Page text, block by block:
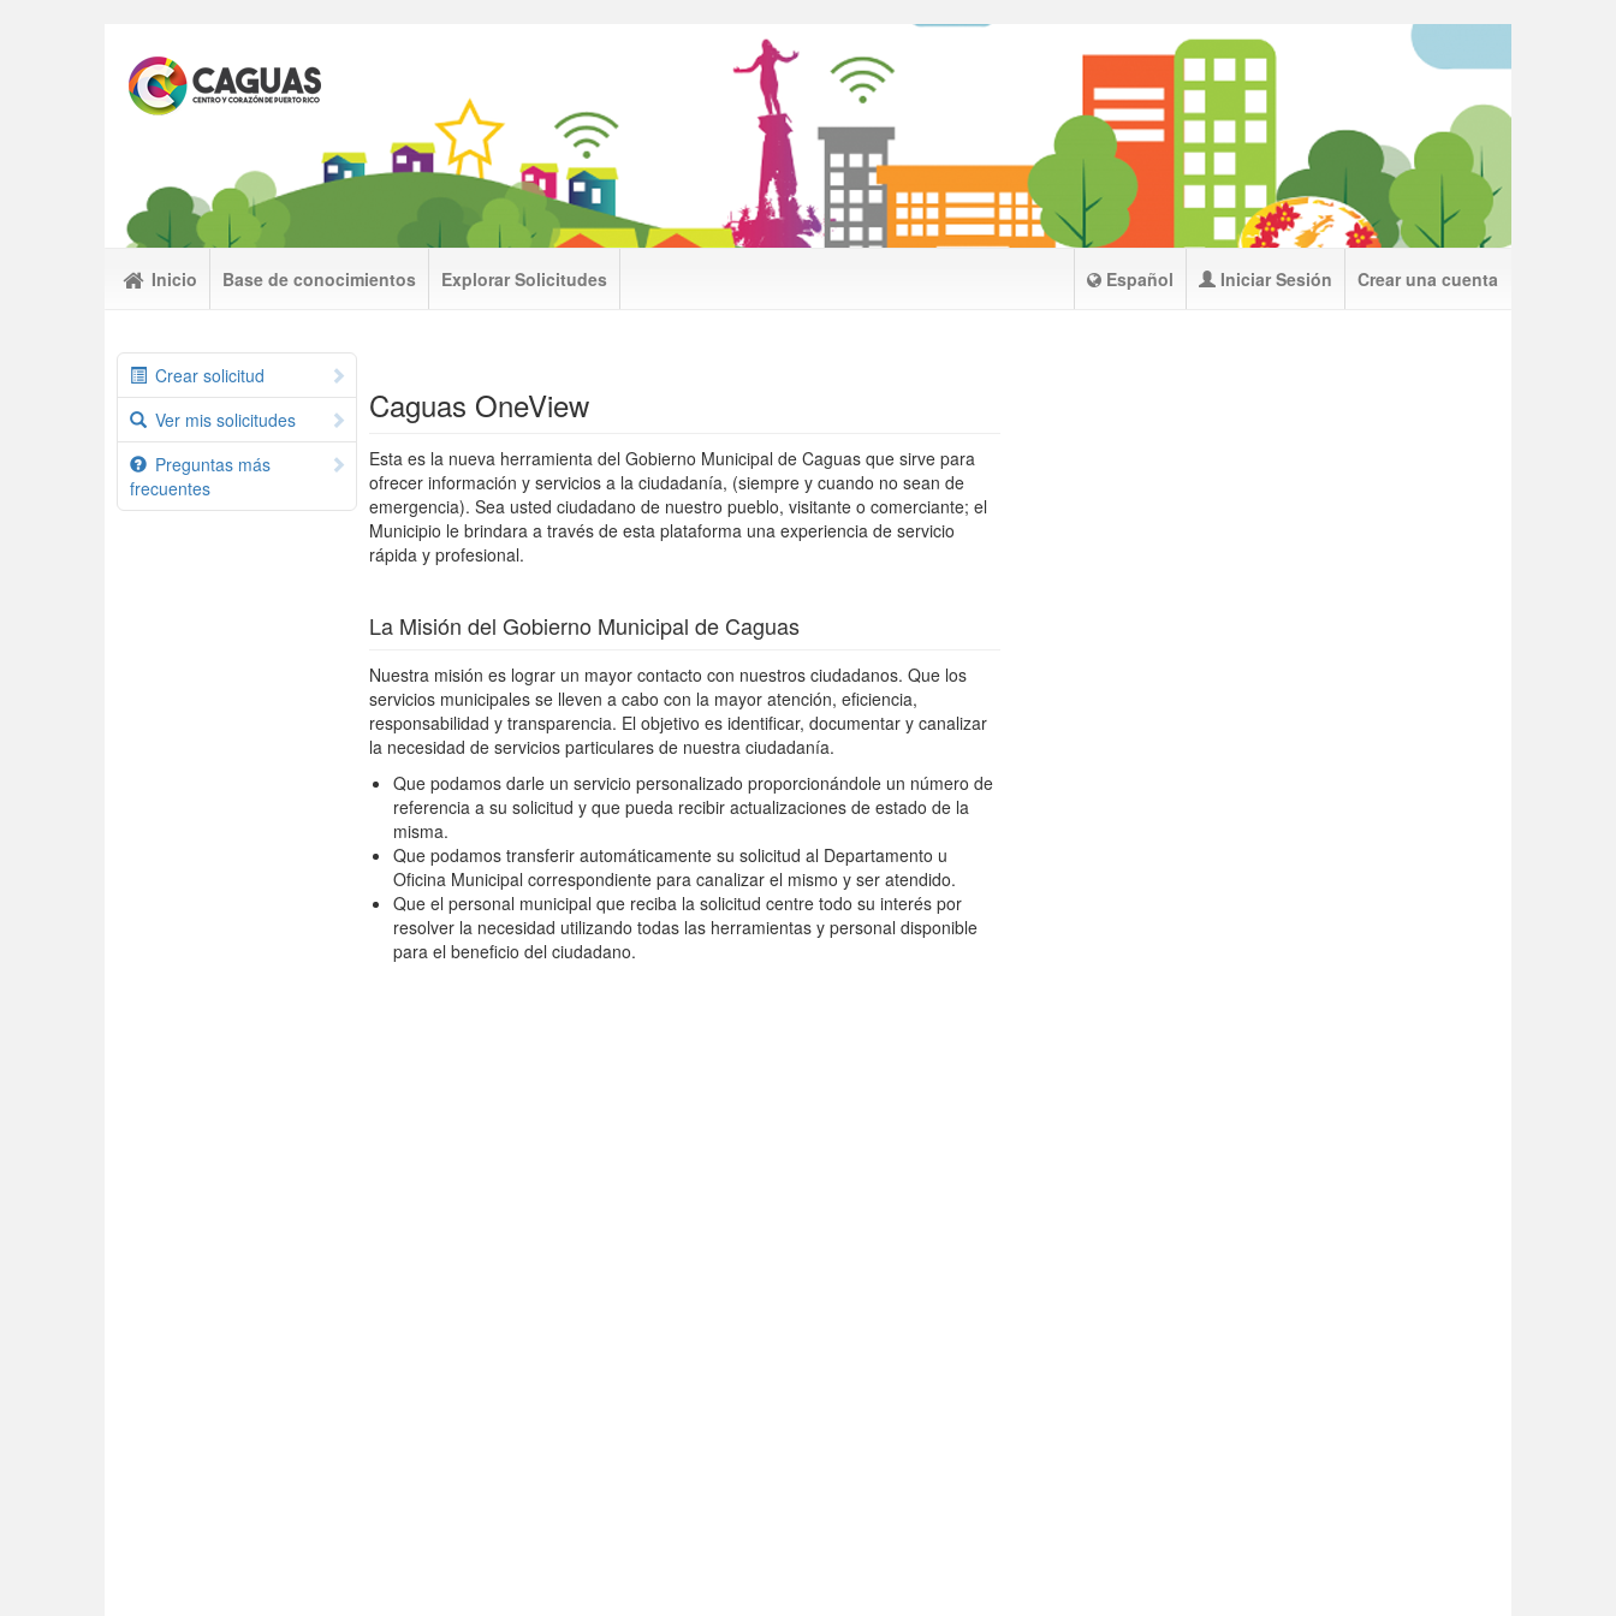
Inicio Base de conocimientos Explorar Solicitudes Español Iniciar Sesión Crear una cuenta
Crear solicitud
Ver mis solicitudes
Preguntas más
frecuentes
Caguas OneView
Esta es la nueva herramienta del Gobierno Municipal de Caguas que sirve para
ofrecer información y servicios a la ciudadanía, (siempre y cuando no sean de
emergencia). Sea usted ciudadano de nuestro pueblo, visitante o comerciante; el
Municipio le brindara a través de esta plataforma una experiencia de servicio
rápida y profesional.
La Misión del Gobierno Municipal de Caguas
Nuestra misión es lograr un mayor contacto con nuestros ciudadanos. Que los
servicios municipales se lleven a cabo con la mayor atención, eficiencia,
responsabilidad y transparencia. El objetivo es identificar, documentar y canalizar
la necesidad de servicios particulares de nuestra ciudadanía.
Que podamos darle un servicio personalizado proporcionándole un número de
referencia a su solicitud y que pueda recibir actualizaciones de estado de la
misma.
Que podamos transferir automáticamente su solicitud al Departamento u
Oficina Municipal correspondiente para canalizar el mismo y ser atendido.
Que el personal municipal que reciba la solicitud centre todo su interés por
resolver la necesidad utilizando todas las herramientas y personal disponible
para el beneficio del ciudadano.